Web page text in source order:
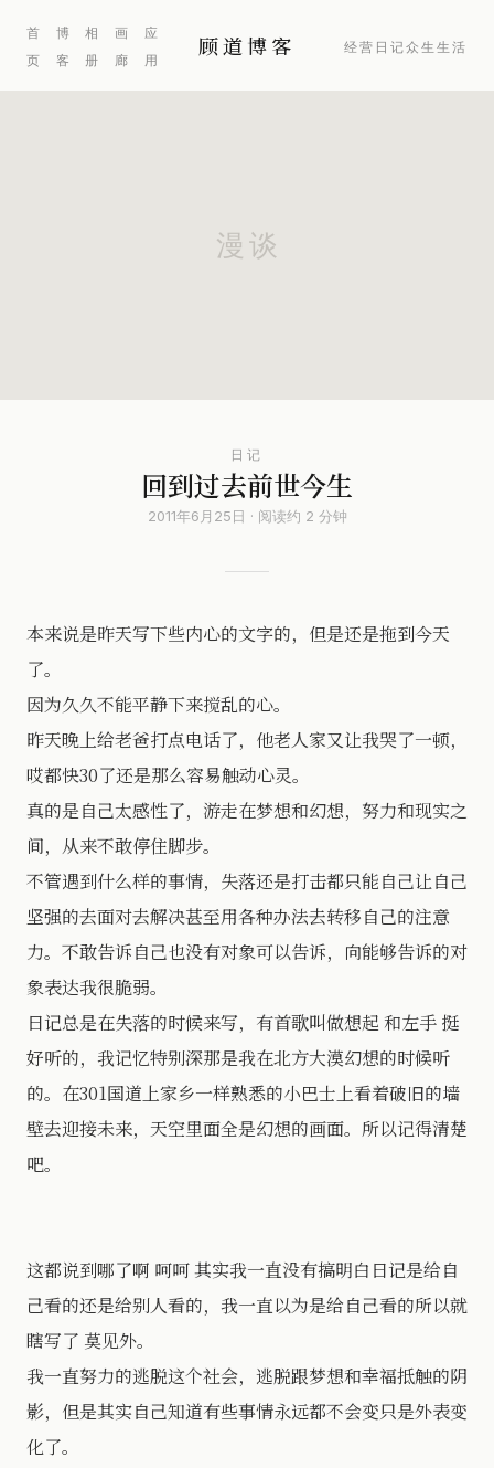
首
页
博
客
相
册
画
廊
应
用
顾道博客 经营 日记众生 生活
日记
回到过去前世今生
2011年6月25日 · 阅读约 2 分钟
本来说是昨天写下些内心的文字的，但是还是拖到今天
了。
因为久久不能平静下来搅乱的心。
昨天晚上给老爸打点电话了，他老人家又让我哭了一顿，
哎都快30了还是那么容易触动心灵。
真的是自己太感性了，游走在梦想和幻想，努力和现实之
间，从来不敢停住脚步。
不管遇到什么样的事情，失落还是打击都只能自己让自己
坚强的去面对去解决甚至用各种办法去转移自己的注意
力。不敢告诉自己也没有对象可以告诉，向能够告诉的对
象表达我很脆弱。
日记总是在失落的时候来写，有首歌叫做想起 和左手 挺
好听的，我记忆特别深那是我在北方大漠幻想的时候听
的。在301国道上家乡一样熟悉的小巴士上看着破旧的墙
壁去迎接未来，天空里面全是幻想的画面。所以记得清楚
吧。
这都说到哪了啊 呵呵 其实我一直没有搞明白日记是给自
己看的还是给别人看的，我一直以为是给自己看的所以就
瞎写了 莫见外。
我一直努力的逃脱这个社会，逃脱跟梦想和幸福抵触的阴
影，但是其实自己知道有些事情永远都不会变只是外表变
化了。